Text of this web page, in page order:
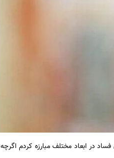
در ابعاد مختلف مبارزه کردم اگرچه